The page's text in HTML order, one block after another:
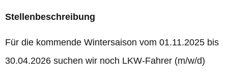
Stellenbeschreibung
Für die kommende Wintersaison vom 01.11.2025 bis
30.04.2026 suchen wir noch LKW-Fahrer (m/w/d)